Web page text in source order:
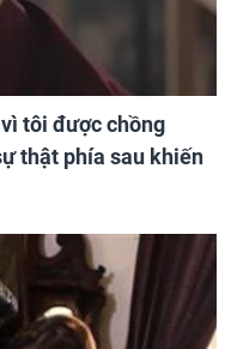
tôi được chồng
thật phía sau khiến